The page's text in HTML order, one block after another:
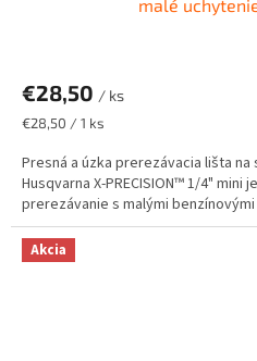
malé
€28,50 / ks
Jednotková
€28,50 / 1 ks
Presná a úzka prerezávacia lišta
Husqvarna X-PRECISION™ 1/4"
prerezávanie s malými benzínovými
Akcia